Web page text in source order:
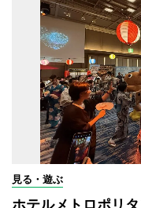
見る・遊ぶ
ホテルメトロポリ